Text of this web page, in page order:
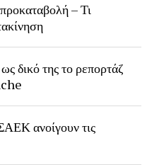
– Τι
δικό της το ρεπορτάζ
ανοίγουν τις